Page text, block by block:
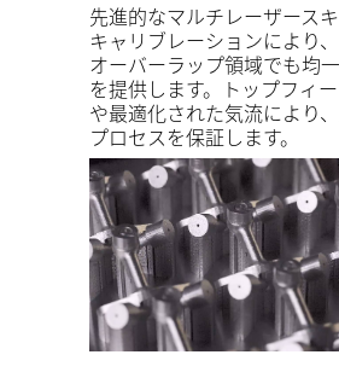
先進的なマルチレーザース
キャリブレーションにより
オーバーラップ領域でも均
を提供します。トップフィ
や最適化された気流により
プロセスを保証します。